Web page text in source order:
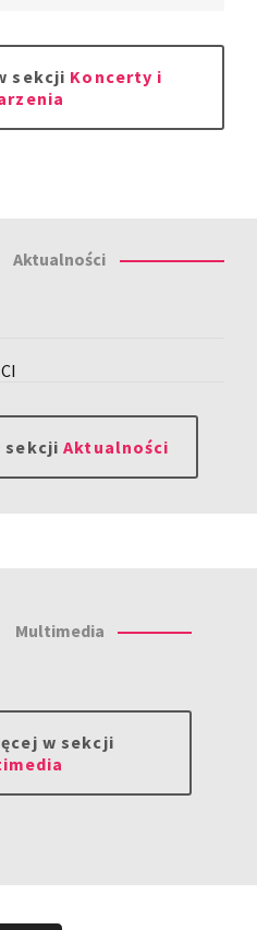
sekcji Koncerty i
Aktualności
sekcjiAktualności
Multimedia
w sekcji